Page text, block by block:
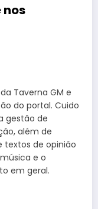
nos
Taverna GM e
do portal. Cuido
gestão de
além de
textos de opinião
e o
em geral.